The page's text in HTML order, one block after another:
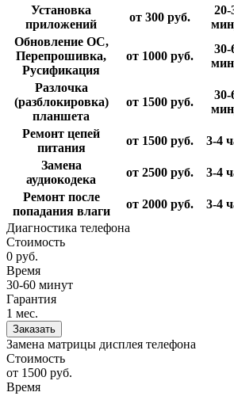
Установка
приложений
от 300руб.
20-
Обновление ОС,
Перепрошивка,
Русификация
от 1000руб.
30-
Разлочка
(разблокировка)
планшета
от 1500руб.
30-
Ремонт цепей
питания
от 1500руб. 3-4
Замена
аудиокодека
от 2500руб. 3-4
Ремонт после
попадания влаги
от 2000руб. 3-4
Диагностика телефона
Стоимость
0 руб.
Время
30-60 минут
Гарантия
1 мес.
Заказать
Замена матрицы дисплея телефона
Стоимость
от 1500 руб.
Время